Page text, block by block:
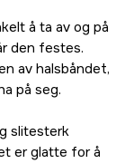
å ta av og på
den festes.
av halsbåndet,
på seg.
slitesterk
er glatte for å